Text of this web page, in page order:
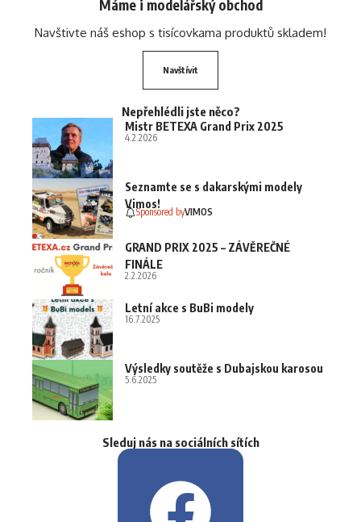
Máme i modelářský obchod
Navštivte náš eshop s tisícovkama produktů skladem!
Navštívit
Nepřehlédli jste něco?
Mistr BETEXA Grand Prix 2025
4.2.2026
Seznamte se s dakarskými modely
Vimos!
Sponsored byVIMOS
GRAND PRIX 2025 – ZÁVĚREČNÉ
FINÁLE
2.2.2026
Letní akce s BuBi modely
16.7.2025
Výsledky soutěže s Dubajskou karosou
5.6.2025
Sleduj nás na sociálních sítích